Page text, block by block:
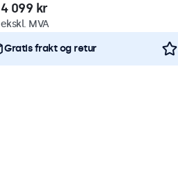
4 099 kr
ekskl. MVA
Gratis frakt og retur